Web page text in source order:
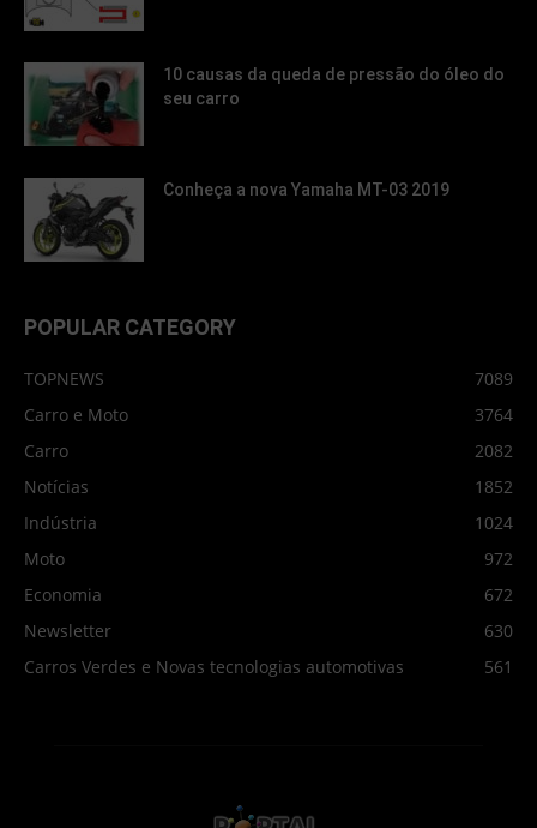
10 causas da queda de pressão do óleo do
seu carro
Conheça a nova Yamaha MT-03 2019
POPULAR CATEGORY
TOPNEWS
7089
Carro e Moto
3764
Carro
2082
Notícias
1852
Indústria
1024
Moto
972
Economia
672
Newsletter
630
Carros Verdes e Novas tecnologias automotivas
561